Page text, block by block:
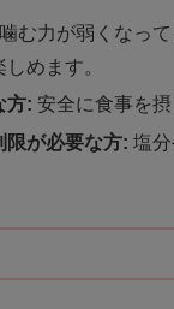
噛む力が弱くなっ
めます。
方: 安全に食事を摂
限が必要な方: 塩